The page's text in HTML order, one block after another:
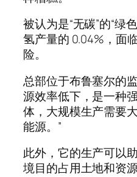
被认为是“无碳”的“绿
氢产量的 0.04%，面
险。
总部位于布鲁塞尔的
源效率低下，是一种
体，大规模生产需要
能源。”
此外，它的生产可以
境目的占用土地和资源